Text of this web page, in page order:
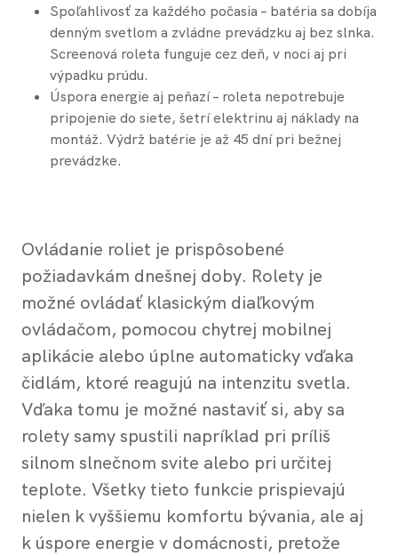
Spoľahlivosť za každého počasia – batéria sa dobíja
denným svetlom a zvládne prevádzku aj bez slnka.
Screenová roleta funguje cez deň, v noci aj pri
výpadku prúdu.
Úspora energie aj peňazí – roleta nepotrebuje
pripojenie do siete, šetrí elektrinu aj náklady na
montáž. Výdrž batérie je až 45 dní pri bežnej
prevádzke.
Ovládanie roliet je prispôsobené
požiadavkám dnešnej doby. Rolety je
možné ovládať klasickým diaľkovým
ovládačom, pomocou chytrej mobilnej
aplikácie alebo úplne automaticky vďaka
čidlám, ktoré reagujú na intenzitu svetla.
Vďaka tomu je možné nastaviť si, aby sa
rolety samy spustili napríklad pri príliš
silnom slnečnom svite alebo pri určitej
teplote. Všetky tieto funkcie prispievajú
nielen k vyššiemu komfortu bývania, ale aj
k úspore energie v domácnosti, pretože